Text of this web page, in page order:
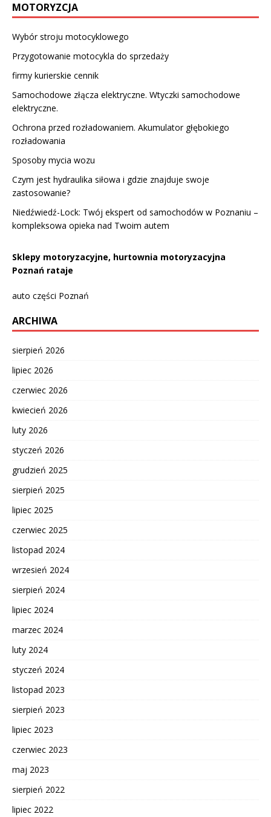
MOTORYZCJA
Wybór stroju motocyklowego
Przygotowanie motocykla do sprzedaży
firmy kurierskie cennik
Samochodowe złącza elektryczne. Wtyczki samochodowe
elektryczne.
Ochrona przed rozładowaniem. Akumulator głębokiego
rozładowania
Sposoby mycia wozu
Czym jest hydraulika siłowa i gdzie znajduje swoje
zastosowanie?
Niedźwiedź-Lock: Twój ekspert od samochodów w Poznaniu –
kompleksowa opieka nad Twoim autem
Sklepy motoryzacyjne, hurtownia motoryzacyjna
Poznań rataje
auto części Poznań
ARCHIWA
sierpień 2026
lipiec 2026
czerwiec 2026
kwiecień 2026
luty 2026
styczeń 2026
grudzień 2025
sierpień 2025
lipiec 2025
czerwiec 2025
listopad 2024
wrzesień 2024
sierpień 2024
lipiec 2024
marzec 2024
luty 2024
styczeń 2024
listopad 2023
sierpień 2023
lipiec 2023
czerwiec 2023
maj 2023
sierpień 2022
lipiec 2022